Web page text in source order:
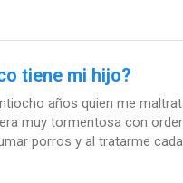
tiene mi hijo?
años quien me
muy tormentosa con
porros y al tratarme cada